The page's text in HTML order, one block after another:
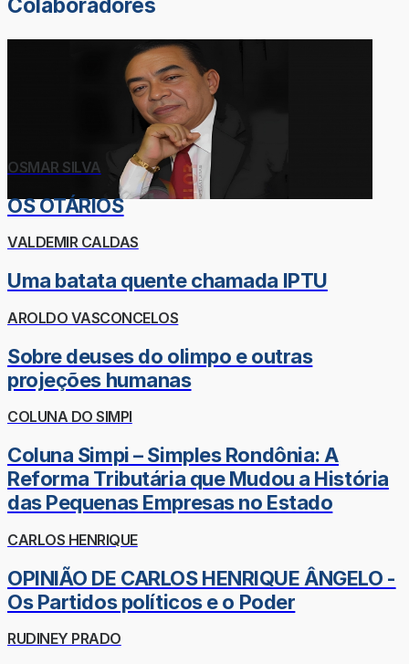
OSMAR SILVA
OS OTÁRIOS
VALDEMIR CALDAS
Uma batata quente chamada IPTU
AROLDO VASCONCELOS
Sobre deuses do olimpo e outras
projeções humanas
COLUNA DO SIMPI
Coluna Simpi – Simples Rondônia: A
Reforma Tributária que Mudou a História
das Pequenas Empresas no Estado
CARLOS HENRIQUE
OPINIÃO DE CARLOS HENRIQUE ÂNGELO -
Os Partidos políticos e o Poder
RUDINEY PRADO